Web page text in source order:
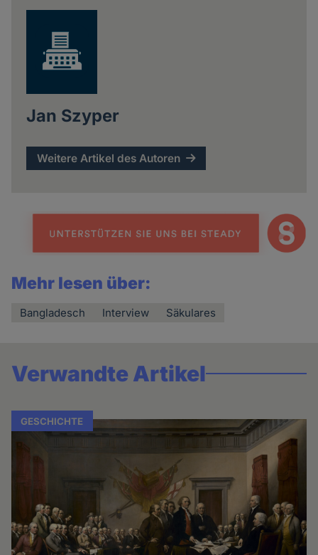
Jan Szyper
Weitere Artikel des Autoren
Mehr lesen über:
Bangladesch Interview Säkulares
Verwandte Artikel
GESCHICHTE